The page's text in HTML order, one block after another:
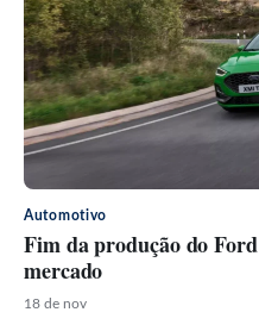
Automotivo
Fim da produção do
mercado
18 de nov